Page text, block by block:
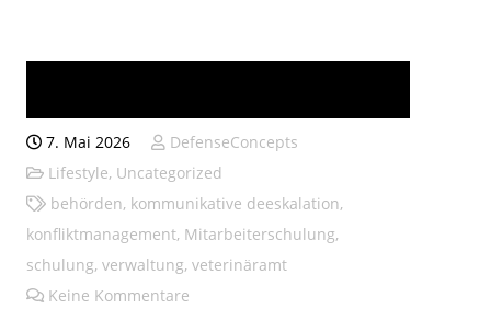
7. Mai 2026
DefenseConcepts
Lifestyle, Uncategorized
behörden, kommunikative deeskalation,
konfliktmanagement, Mitarbeiterschulung,
schulung, verwaltung, veterinäramt
Keine Kommentare